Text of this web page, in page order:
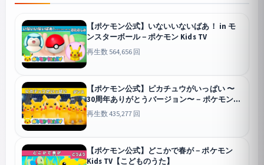
【ポケモン公式】いないいないばあ！ in モ
ンスターボール－ポケモン Kids TV
再生数 564,656 回
【ポケモン公式】ピカチュウがいっぱい 〜
30周年ありがとうバージョン〜－ポケモン
Kids TV【こどものうた】
再生数 435,277 回
【ポケモン公式】どこかで春が－ポケモン
Kids TV【こどものうた】